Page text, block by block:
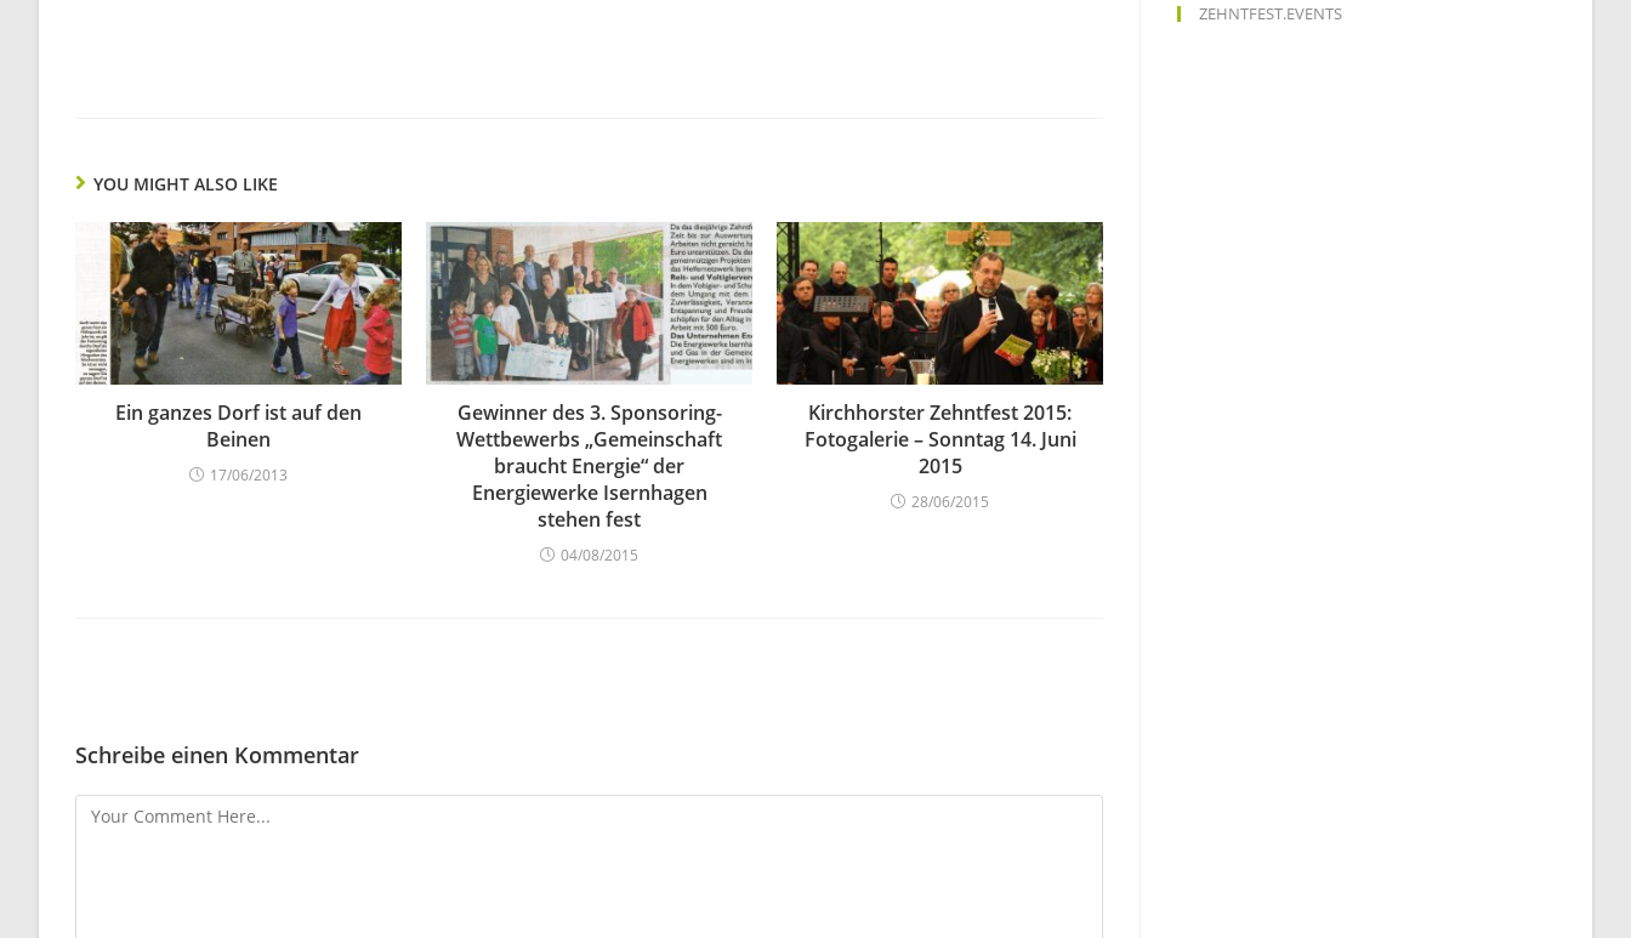
YOU MIGHT ALSO LIKE
Ein ganzes Dorf ist auf den
Beinen
17/06/2013
Gewinner des 3. Sponsoring-
Wettbewerbs „Gemeinschaft
braucht Energie“ der
Energiewerke Isernhagen
stehen fest
04/08/2015
Kirchhorster Zehntfest 2015:
Fotogalerie – Sonntag 14. Juni
2015
28/06/2015
Schreibe einen Kommentar
ZEHNTFEST.EVENTS